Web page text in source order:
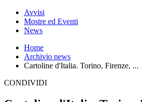
Avvisi
Mostre ed Eventi
News
Home
Archivio news
Cartoline d'Italia. Torino, Firenze, ...
CONDIVIDI